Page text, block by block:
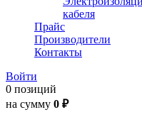
кабеля
Прайс
Производители
Контакты
Войти
0 позиций
на сумму 0 ₽